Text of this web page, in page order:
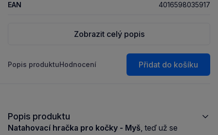
EAN 4016598035917
Zobrazit celý popis
Popis produktuHodnocení Přidat do košíku
Popis produktu
Natahovací hračka pro kočky - Myš, teď už se